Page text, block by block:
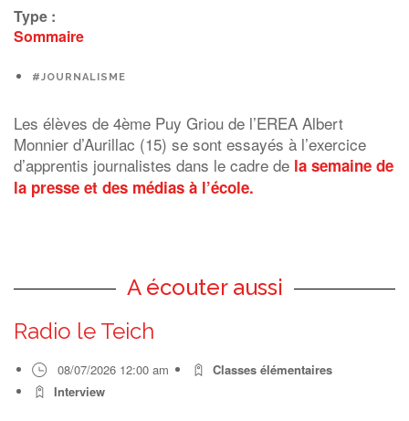
Type :
Sommaire
#JOURNALISME
Les élèves de 4ème Puy Griou de l’EREA Albert
Monnier d’Aurillac (15) se sont essayés à l’exercice
d’apprentis journalistes dans le cadre de la semaine de
la presse et des médias à l’école.
A écouter aussi
Radio le Teich
08/07/2026 12:00 am
Classes élémentaires
Interview